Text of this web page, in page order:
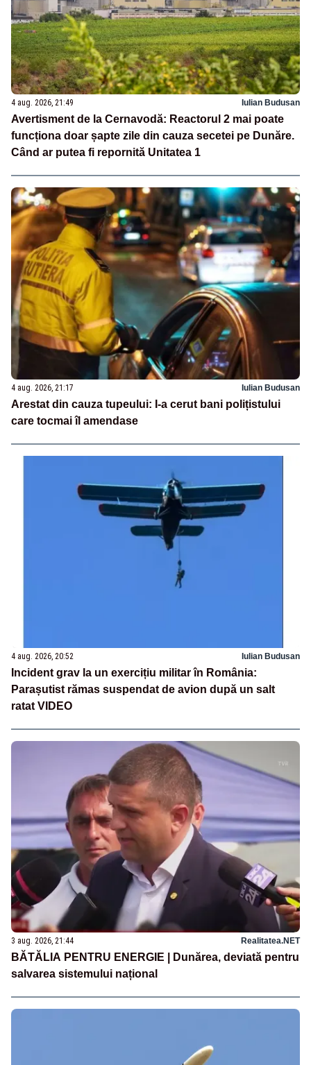
4 aug. 2026, 21:49 Iulian Budusan
Avertisment de la Cernavodă: Reactorul 2 mai poate
funcționa doar șapte zile din cauza secetei pe Dunăre.
Când ar putea fi repornită Unitatea 1
4 aug. 2026, 21:17 Iulian Budusan
Arestat din cauza tupeului: I-a cerut bani polițistului
care tocmai îl amendase
4 aug. 2026, 20:52 Iulian Budusan
Incident grav la un exercițiu militar în România:
Parașutist rămas suspendat de avion după un salt
ratat VIDEO
3 aug. 2026, 21:44 Realitatea.NET
BĂTĂLIA PENTRU ENERGIE | Dunărea, deviată pentru
salvarea sistemului național